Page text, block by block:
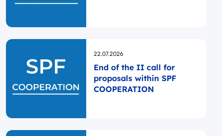
Opublikowano
22.07.2026
End of the II call for
proposals within SPF
COOPERATION